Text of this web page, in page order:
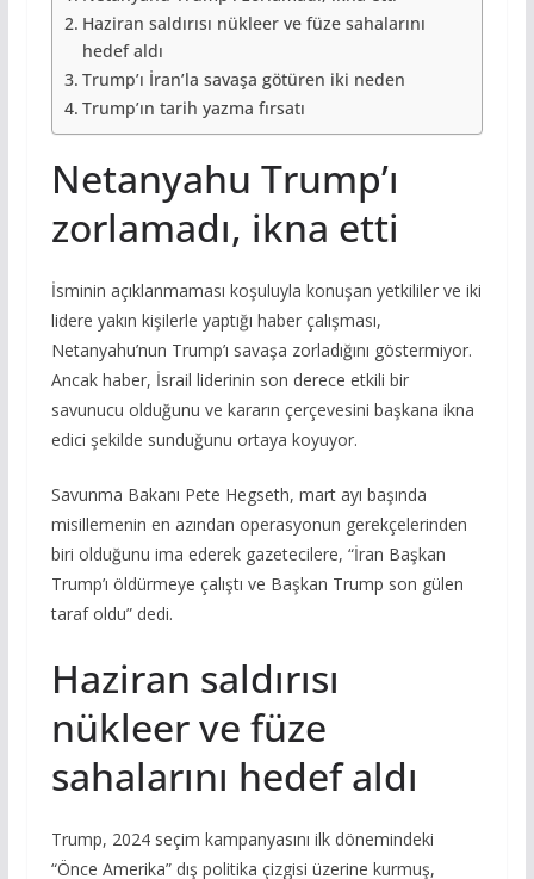
Haziran saldırısı nükleer ve füze sahalarını
hedef aldı
Trump’ı İran’la savaşa götüren iki neden
Trump’ın tarih yazma fırsatı
Netanyahu Trump’ı
zorlamadı, ikna etti
İsminin açıklanmaması koşuluyla konuşan yetkililer ve iki
lidere yakın kişilerle yaptığı haber çalışması,
Netanyahu’nun Trump’ı savaşa zorladığını göstermiyor.
Ancak haber, İsrail liderinin son derece etkili bir
savunucu olduğunu ve kararın çerçevesini başkana ikna
edici şekilde sunduğunu ortaya koyuyor.
Savunma Bakanı Pete Hegseth, mart ayı başında
misillemenin en azından operasyonun gerekçelerinden
biri olduğunu ima ederek gazetecilere, “İran Başkan
Trump’ı öldürmeye çalıştı ve Başkan Trump son gülen
taraf oldu” dedi.
Haziran saldırısı
nükleer ve füze
sahalarını hedef aldı
Trump, 2024 seçim kampanyasını ilk dönemindeki
“Önce Amerika” dış politika çizgisi üzerine kurmuş,